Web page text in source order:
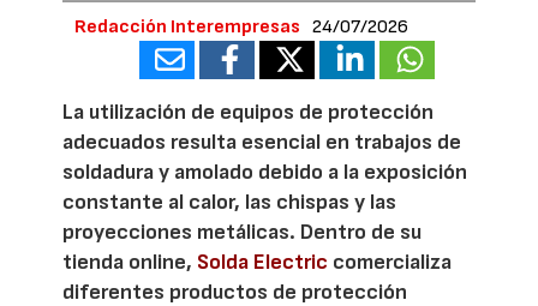
Redacción Interempresas 24/07/2026
La utilización de equipos de protección
adecuados resulta esencial en trabajos de
soldadura y amolado debido a la exposición
constante al calor, las chispas y las
proyecciones metálicas. Dentro de su
tienda online, Solda Electric comercializa
diferentes productos de protección